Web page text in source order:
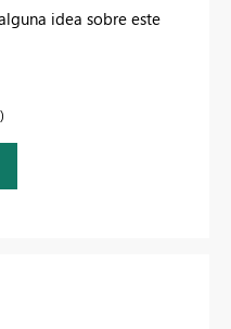
idea sobre este